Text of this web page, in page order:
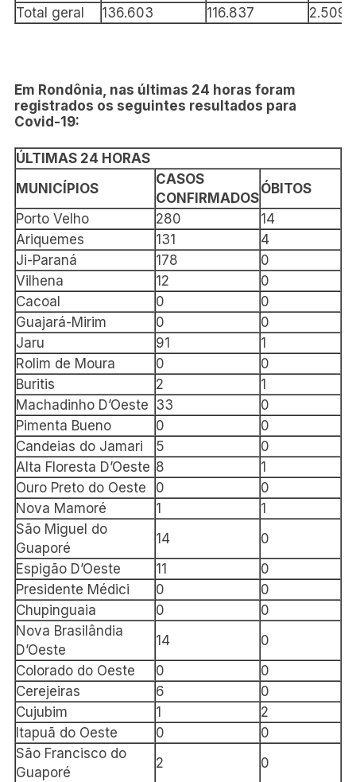
Total geral
136.603 116.837 2.509
Em Rondônia, nas últimas 24 horas foram
registrados os seguintes resultados para
Covid-19:
ÚLTIMAS 24 HORAS
MUNICÍPIOS
CASOS
CONFIRMADOS
ÓBITOS
Porto Velho
280
14
Ariquemes
131
4
Ji-Paraná
178
0
Vilhena
12
0
Cacoal
0
0
Guajará-Mirim
0
0
Jaru
91
1
Rolim de Moura
0
0
Buritis
2
1
Machadinho D’Oeste 33
0
Pimenta Bueno
0
0
Candeias do Jamari
5
0
Alta Floresta D’Oeste 8
1
Ouro Preto do Oeste
0
0
Nova Mamoré
1
1
São Miguel do
Guaporé
14
0
Espigão D’Oeste
11
0
Presidente Médici
0
0
Chupinguaia
0
0
Nova Brasilândia
D’Oeste
14
0
Colorado do Oeste
0
0
Cerejeiras
6
0
Cujubim
1
2
Itapuã do Oeste
0
0
São Francisco do
Guaporé
2
0